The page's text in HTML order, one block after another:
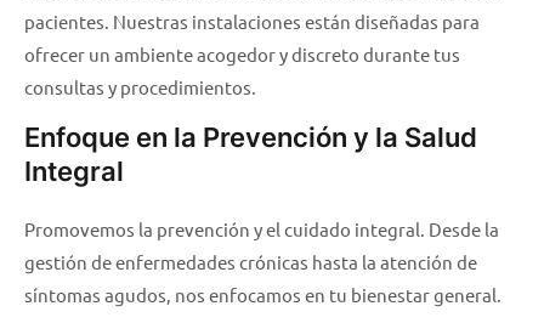
pacientes. Nuestras instalaciones están diseñadas para
ofrecer un ambiente acogedor y discreto durante tus
consultas y procedimientos.
Enfoque en la Prevención y la Salud
Integral
Promovemos la prevención y el cuidado integral. Desde la
gestión de enfermedades crónicas hasta la atención de
síntomas agudos, nos enfocamos en tu bienestar general.